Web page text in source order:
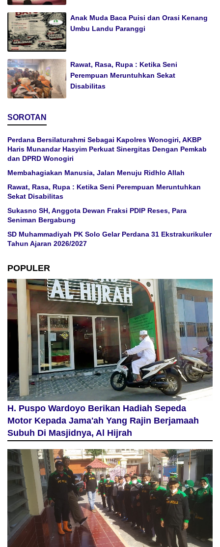
Anak Muda Baca Puisi dan Orasi Kenang
Umbu Landu Paranggi
Rawat, Rasa, Rupa : Ketika Seni
Perempuan Meruntuhkan Sekat
Disabilitas
SOROTAN
Perdana Bersilaturahmi Sebagai Kapolres Wonogiri, AKBP
Haris Munandar Hasyim Perkuat Sinergitas Dengan Pemkab
dan DPRD Wonogiri
Membahagiakan Manusia, Jalan Menuju Ridhlo Allah
Rawat, Rasa, Rupa : Ketika Seni Perempuan Meruntuhkan
Sekat Disabilitas
Sukasno SH, Anggota Dewan Fraksi PDIP Reses, Para
Seniman Bergabung
SD Muhammadiyah PK Solo Gelar Perdana 31 Ekstrakurikuler
Tahun Ajaran 2026/2027
POPULER
H. Puspo Wardoyo Berikan Hadiah Sepeda
Motor Kepada Jama'ah Yang Rajin Berjamaah
Subuh Di Masjidnya, Al Hijrah